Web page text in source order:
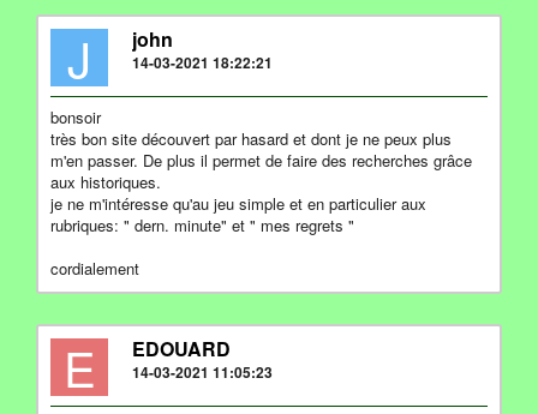
J john
14-03-2021 18:22:21
bonsoir
très bon site découvert par hasard et dont je ne peux plus
m'en passer. De plus il permet de faire des recherches grâce
aux historiques.
je ne m'intéresse qu'au jeu simple et en particulier aux
rubriques: " dern. minute" et " mes regrets "
cordialement
E EDOUARD
14-03-2021 11:05:23